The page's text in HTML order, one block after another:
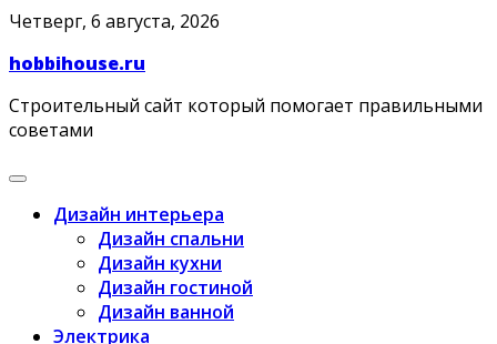
Skip
content
Четверг, 6 августа, 2026
hobbihouse.ru
Строительный сайт который помогает правильными
советами
Дизайн интерьера
Дизайн спальни
Дизайн кухни
Дизайн гостиной
Дизайн ванной
Электрика